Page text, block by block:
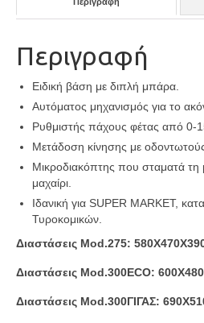
Περιγραφή
Περιγραφή
Ειδική βάση με διπλή μπάρα.
Αυτόματος μηχανισμός για το
Ρυθμιστής πάχους φέτας από 0-
Μετάδοση κίνησης με οδοντωτούς
Μικροδιακόπτης που σταματά τη
μαχαίρι.
Ιδανική για SUPER MARKET,
Τυροκομικών.
Διαστάσεις Mod.275:
Διαστάσεις Mod.300ECΟ:
Διαστάσεις Mod.300ΓΙΓΑΣ: